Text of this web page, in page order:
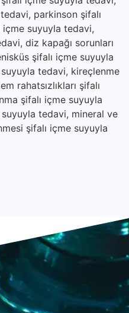
parkinson şifalı
içme suyuyla tedavi,
diz kapağı sorunları
şifalı içme suyuyla
tedavi, kireçlenme
rahatsızlıkları şifalı
şifalı içme suyuyla
tedavi, mineral ve
şifalı içme suyuyla